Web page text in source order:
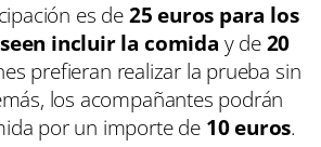
es de25 euros para los
incluir la comida y de20
prefieran realizar la prueba sin
los acompañantes podrán
por un importe de 10 euros.